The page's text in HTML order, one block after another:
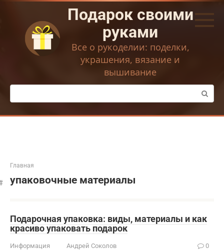
Перейти
контенту
Подарок своими
руками
Все о рукоделии: поделки,
украшения, вязание и
вышивание
Поиск:
Главная
упаковочные материалы
Подарочная упаковка: виды, материалы и как
красиво упаковать подарок
Информация Андрей Соколов 0